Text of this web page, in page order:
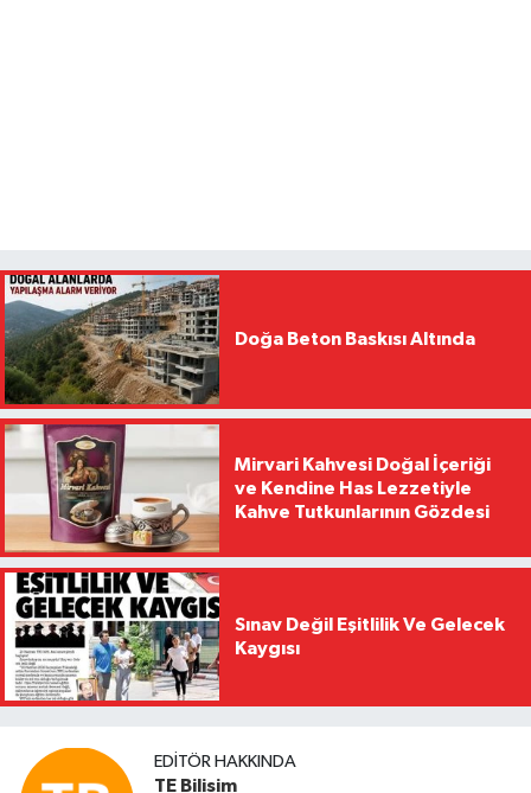
Doğa Beton Baskısı Altında
Mirvari Kahvesi Doğal İçeriği
ve Kendine Has Lezzetiyle
Kahve Tutkunlarının Gözdesi
Sınav Değil Eşitlilik Ve Gelecek
Kaygısı
EDITÖR HAKKINDA
TE Bilisim